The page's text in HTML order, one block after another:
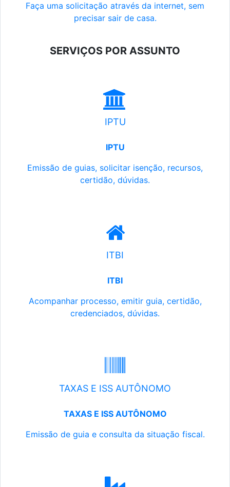
Faça uma solicitação através da internet, sem
precisar sair de casa.
SERVIÇOS POR ASSUNTO
IPTU
IPTU
Emissão de guias, solicitar isenção, recursos,
certidão, dúvidas.
ITBI
ITBI
Acompanhar processo, emitir guia, certidão,
credenciados, dúvidas.
TAXAS E ISS AUTÔNOMO
TAXAS E ISS AUTÔNOMO
Emissão de guia e consulta da situação fiscal.